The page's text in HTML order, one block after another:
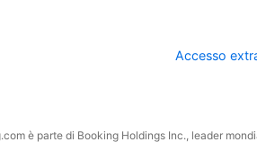
Accesso
è parte di Booking Holdings Inc., leader